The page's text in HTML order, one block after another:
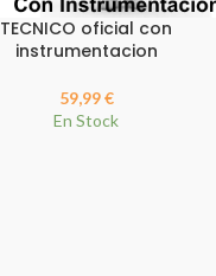
TECNICO oficial con
instrumentacion
59,99€
En Stock